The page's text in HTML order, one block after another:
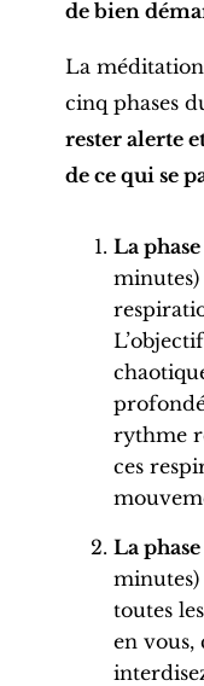
de bien
La
cinq phases
rester alerte
de ce qui se
La
minutes)
rythme
ces
La
toutes
en vous,